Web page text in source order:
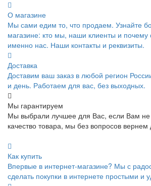
О магазине
Мы сами едим то, что продаем. Узнайте
магазине: кто мы, наши клиенты и почему
именно нас. Наши контакты и реквизиты.
Доставка
Доставим ваш заказ в любой регион
и день. Работаем для вас, без выходных.
Мы гарантируем
Мы выбрали лучшее для Вас, если Вам не
качество товара, мы без вопросов вернем
Как купить
Впервые в интернет-магазине? Мы с
сделать покупки в интернете простыми и